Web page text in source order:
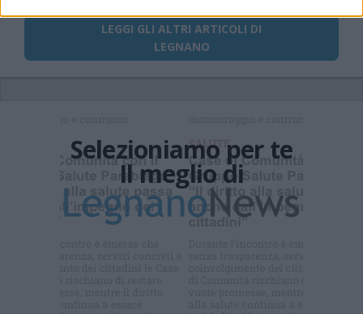
LEGGI GLI ALTRI ARTICOLI DI
LEGNANO
Selezioniamo per te
Il meglio di